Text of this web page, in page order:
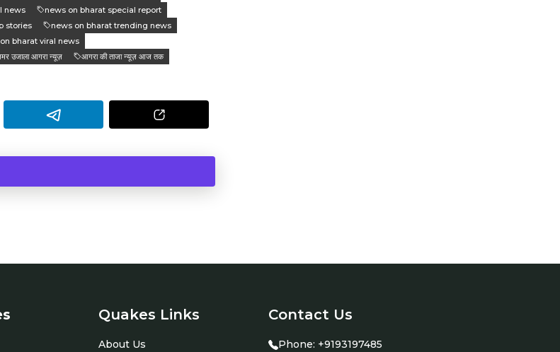
news
news on bharat special report
stories
news on bharat trending news
bharat viral news
उजाला आगरा न्यूज़
आगरा की ताजा न्यूज़ आज तक
Quakes Links
About Us
Contact Us
Phone: +9193197485